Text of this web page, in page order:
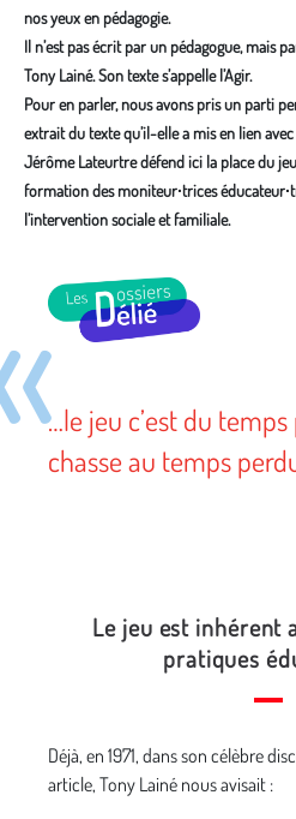
nos yeux en pédagogie.
Il n’est pas écrit par un pédagogue, mais
Tony Lainé. Son texte s’appelle l’Agir.
Pour en parler, nous avons pris un parti
extrait du texte qu’il-elle a mis en lien
Jérôme Lateurtre défend ici la place du
formation des moniteur∙trices
l’intervention sociale et familiale.
Média secondaire
…le jeu c’est du
chasse au temps
Le jeu est inhérent
pratiques
Déjà, en 1971, dans son célèbre
article, Tony Lainé nous avisait :